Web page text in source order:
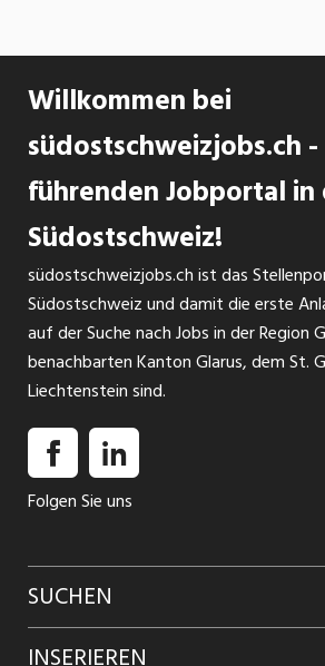
Willkommen bei
südostschweizjobs.ch
führenden Jobportal in
Südostschweiz!
südostschweizjobs.ch ist das
Südostschweiz und damit die erste
auf der Suche nach Jobs in der Region
benachbarten Kanton Glarus, dem St.
Liechtenstein sind.
Folgen Sie uns
SUCHEN
Jobs suchen